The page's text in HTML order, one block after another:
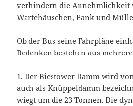
verhindern die Annehmlichkeit
Wartehäuschen, Bank und
Ob der Bus seineFahrpläne
Bedenken bestehen aus
1. Der Biestower Damm wird
auch alsKnüppeldamm
wiegt um die 23 Tonnen. Die